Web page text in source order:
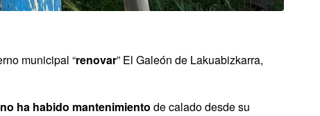
municipal “renovar” El Galeón de Lakuabizkarra,
no ha habido mantenimiento de calado desde su